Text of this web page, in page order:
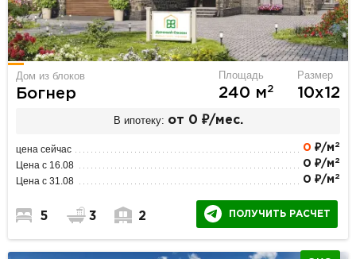
Дом из блоков
Богнер
Площадь
240 м2
Размер
10х12
В ипотеку: от 0 ₽/мес.
цена сейчас 0 ₽/м 2
Цена с 16.08 0 ₽/м 2
Цена с 31.08 0 ₽/м 2
5 3 2 ПОЛУЧИТЬ РАСЧЕТ